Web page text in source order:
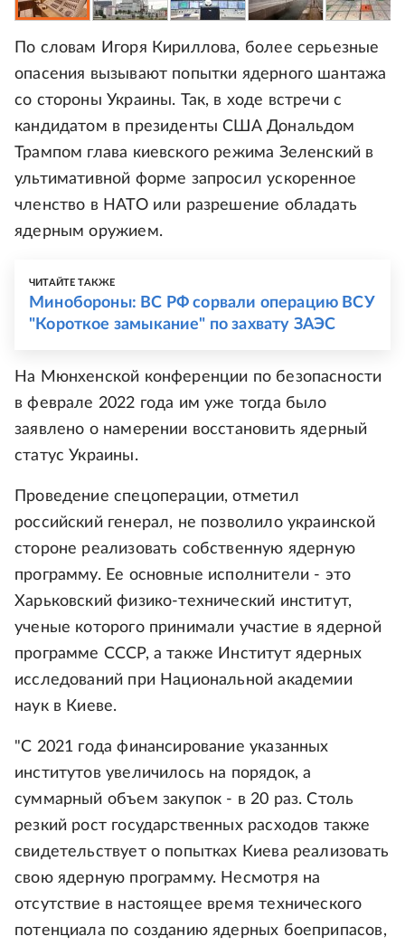
По словам Игоря Кириллова, более серьезные
опасения вызывают попытки ядерного шантажа
со стороны Украины. Так, в ходе встречи с
кандидатом в президенты США Дональдом
Трампом глава киевского режима Зеленский в
ультимативной форме запросил ускоренное
членство в НАТО или разрешение обладать
ядерным оружием.
ЧИТАЙТЕ ТАКЖЕ
Минобороны: ВС РФ сорвали операцию ВСУ
"Короткое замыкание" по захвату ЗАЭС
На Мюнхенской конференции по безопасности
в феврале 2022 года им уже тогда было
заявлено о намерении восстановить ядерный
статус Украины.
Проведение спецоперации, отметил
российский генерал, не позволило украинской
стороне реализовать собственную ядерную
программу. Ее основные исполнители - это
Харьковский физико-технический институт,
ученые которого принимали участие в ядерной
программе СССР, а также Институт ядерных
исследований при Национальной академии
наук в Киеве.
"С 2021 года финансирование указанных
институтов увеличилось на порядок, а
суммарный объем закупок - в 20 раз. Столь
резкий рост государственных расходов также
свидетельствует о попытках Киева реализовать
свою ядерную программу. Несмотря на
отсутствие в настоящее время технического
потенциала по созданию ядерных боеприпасов,